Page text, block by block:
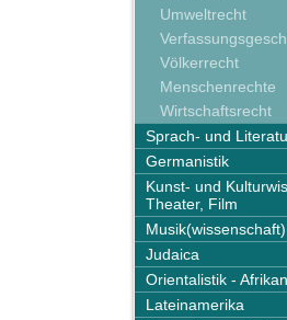
Umweltrecht
Völkerrecht
Menschenrechte
Wirtschaftsrecht
Sprach- und
Germanistik
Kunst- und
Theater, Film
Musik(wissenschaft)
Judaica
Orientalistik -
Lateinamerika